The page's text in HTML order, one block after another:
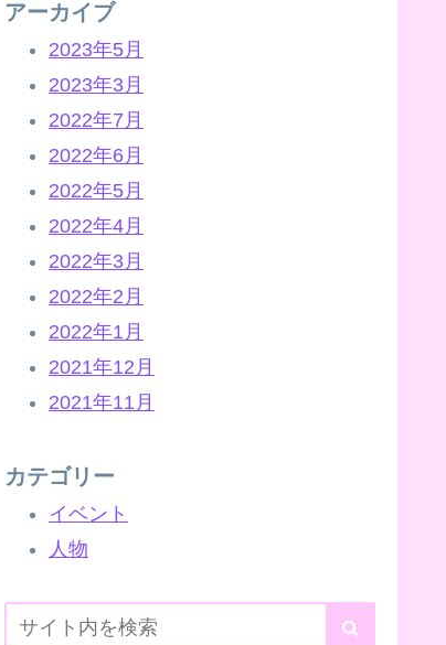
アーカイブ
2023年5月
2023年3月
2022年7月
2022年6月
2022年5月
2022年4月
2022年3月
2022年2月
2022年1月
2021年12月
2021年11月
カテゴリー
イベント
人物